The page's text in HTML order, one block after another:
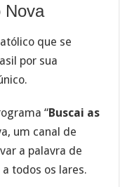
Nova
que se
por sua
“Buscai as
um canal de
a palavra de
todos os lares.